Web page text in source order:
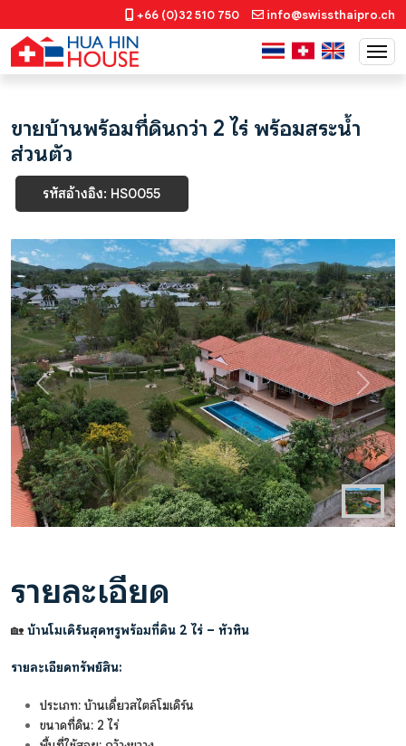
+66 (0)32 510 750 info@swissthaipro.ch
ขายบ้านพร้อมที่ดินกว่า 2 ไร่ พร้อมสระน้ำ
ส่วนตัว
รหัสอ้างอิง: HS0055
Previous Next
รายละเอียด
🏡 บ้านโมเดิร์นสุดหรูพร้อมที่ดิน 2 ไร่ – หัวหิน
รายละเอียดทรัพย์สิน:
ประเภท: บ้านเดี่ยวสไตล์โมเดิร์น
ขนาดที่ดิน: 2 ไร่